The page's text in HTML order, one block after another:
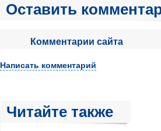
Оставить
Комментарии сайта
Написать комментарий
Читайте также